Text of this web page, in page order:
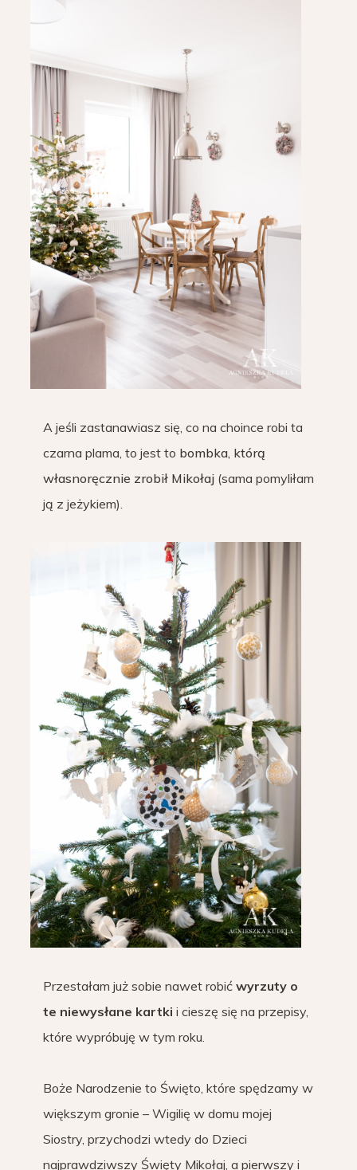
A jeśli zastanawiasz się, co na choince robi ta
czarna plama, to jest to bombka, którą
własnoręcznie zrobił Mikołaj (sama pomyliłam
ją z jeżykiem).
Przestałam już sobie nawet robić wyrzuty o
te niewysłane kartki i cieszę się na przepisy,
które wypróbuję w tym roku.
Boże Narodzenie to Święto, które spędzamy w
większym gronie – Wigilię w domu mojej
Siostry, przychodzi wtedy do Dzieci
najprawdziwszy Święty Mikołaj, a pierwszy i